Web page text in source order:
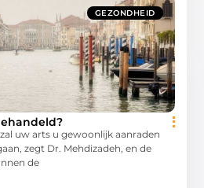
GEZONDHEID
uw arts u gewoonlijk aanraden
zegt Dr. Mehdizadeh, en de
de